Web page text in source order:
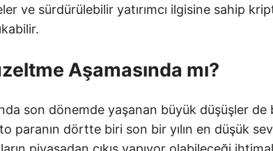
ve sürdürülebilir yatırımcı ilgisine sahip
Aşamasında mı?
son dönemde yaşanan büyük düşüşler
paranın dörtte biri son bir yılın en düşük